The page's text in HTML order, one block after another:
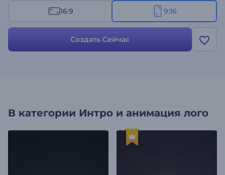
музыку, чтобы она соответствовала настроению вашего
бренда. Идеально подходит для модных брендов, бутиков,
Создайте прямо сейчас и представьте свой бренд с
16:9 9:16
Создать Сейчас
В категории Интро и анимация лого